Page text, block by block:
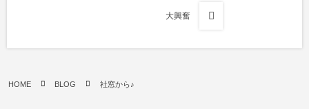
大興奮
HOME BLOG 社窓から♪